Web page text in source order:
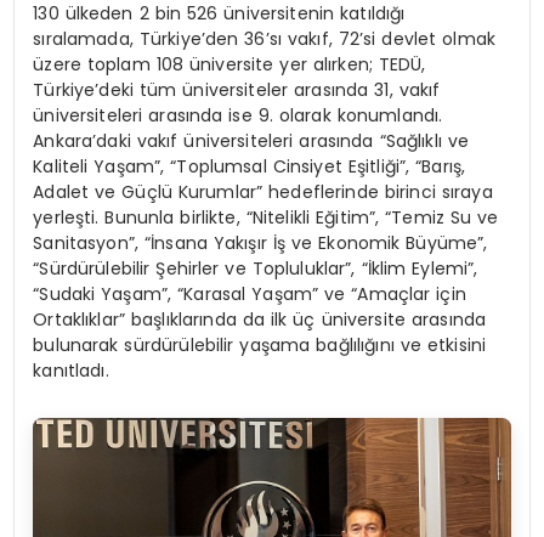
130 ülkeden 2 bin 526 üniversitenin katıldığı
sıralamada, Türkiye’den 36’sı vakıf, 72’si devlet olmak
üzere toplam 108 üniversite yer alırken; TEDÜ,
Türkiye’deki tüm üniversiteler arasında 31, vakıf
üniversiteleri arasında ise 9. olarak konumlandı.
Ankara’daki vakıf üniversiteleri arasında “Sağlıklı ve
Kaliteli Yaşam”, “Toplumsal Cinsiyet Eşitliği”, “Barış,
Adalet ve Güçlü Kurumlar” hedeflerinde birinci sıraya
yerleşti. Bununla birlikte, “Nitelikli Eğitim”, “Temiz Su ve
Sanitasyon”, “İnsana Yakışır İş ve Ekonomik Büyüme”,
“Sürdürülebilir Şehirler ve Topluluklar”, “İklim Eylemi”,
“Sudaki Yaşam”, “Karasal Yaşam” ve “Amaçlar için
Ortaklıklar” başlıklarında da ilk üç üniversite arasında
bulunarak sürdürülebilir yaşama bağlılığını ve etkisini
kanıtladı.